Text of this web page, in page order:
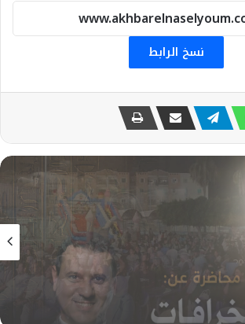
نسخ الرابط
حول مصر القديمة» بقصر «الأمير
المقبل